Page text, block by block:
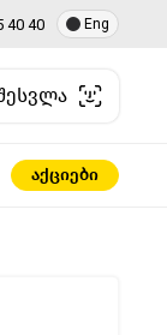
40 40 Eng
აქციები